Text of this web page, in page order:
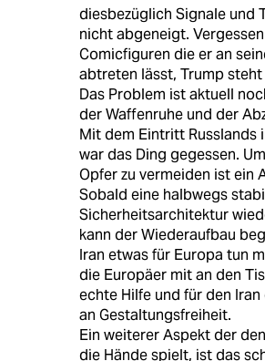
diesbezüglich Signale und
nicht abgeneigt.
Comicfiguren die er an
abtreten lässt, Trump steht
Das Problem ist aktuell
der Waffenruhe und der
Mit dem Eintritt Russlands
war das Ding gegessen.
Opfer zu vermeiden ist ein
Sobald eine halbwegs
Sicherheitsarchitektur
kann der Wiederaufbau
Iran etwas für Europa tun
die Europäer mit an den
echte Hilfe und für den
an Gestaltungsfreiheit.
Ein weiterer Aspekt der
die Hände spielt, ist das